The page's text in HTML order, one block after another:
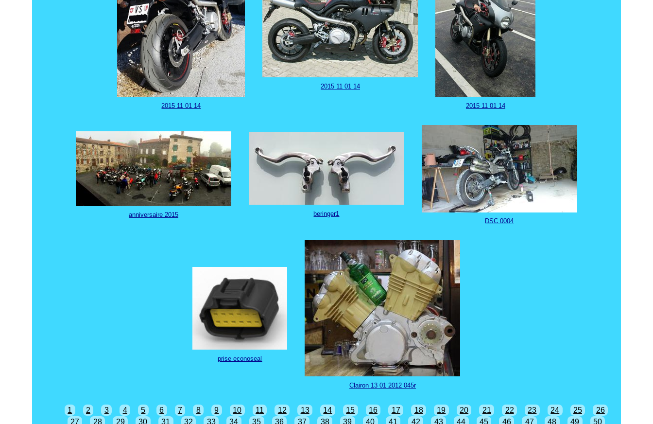
2015 11 01 14
2015 11 01 14
2015 11 01 14
anniversaire 2015
beringer1
DSC 0004
prise econoseal
Clairon 13 01 2012 045r
1 2 3 4 5 6 7 8 9 10 11 12 13 14 15 16 17 18 19 20 21 22 23 24 25
26
27
28 29 30 31 32 33 34 35 36 37 38 39 40 41 42 43 44 45 46 47 48 49 50